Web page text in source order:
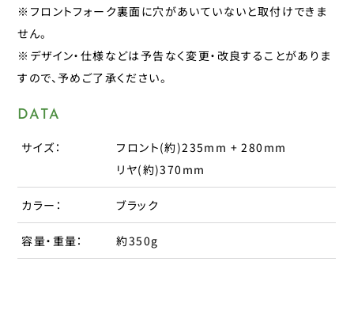
変速・外装
タイヤ
タイヤチューブパーツ
永井油業
川住製作所
東京ベル製作所
日本パレード
※フロントフォーク裏面に穴があいていないと取付けできま
せん。
※デザイン・仕様などは予告なく変更・改良することがありま
すので、予めご了承ください。
DATA
サイズ：
フロント(約)235mm + 280mm
リヤ(約)370mm
カラー： ブラック
容量・重量： 約350g